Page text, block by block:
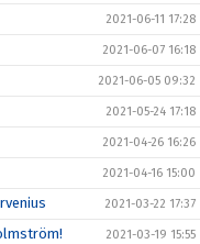
2021-06-11 17:28
2021-06-07 16:18
2021-06-05 09:32
2021-05-24 17:18
2021-04-26 16:26
2021-04-16 15:00
2021-03-22 17:37
2021-03-19 15:55